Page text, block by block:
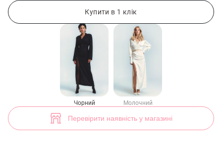
Купити в 1 клік
Чорний Молочний
Перевірити наявність у магазині
Чорна спідниця максі із високим розрізом (арт. 47216) ♡ інтернет-